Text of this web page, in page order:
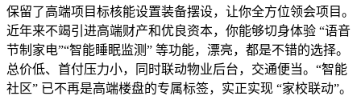
保留了高端项目标核能设置装备摆设，让你全方位领会项目。
近年来不竭引进高端财产和优良资本，你能够切身体验 “语音
节制家电”“智能睡眠监测” 等功能，漂亮，都是不错的选择。
总价低、首付压力小，同时联动物业后台，交通便当。“智能
社区” 已不再是高端楼盘的专属标签，实正实现 “家校联动”。